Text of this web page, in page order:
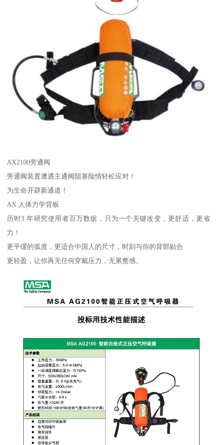
AX2100旁通阀
旁通阀装置遭遇主通阀阻塞险情轻松应对！
为生命开辟新通道！
AX 人体力学背板
历时3 年研究使用者百万数据，只为一个关键改变，更舒适，更省
力！
更平缓的弧度，更适合中国人的尺寸，时刻与你的背部贴合
更轻盈，让你再无任何穿戴压力，无累赘感。